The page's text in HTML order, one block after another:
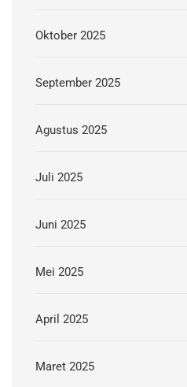
Oktober 2025
September 2025
Agustus 2025
Juli 2025
Juni 2025
Mei 2025
April 2025
Maret 2025